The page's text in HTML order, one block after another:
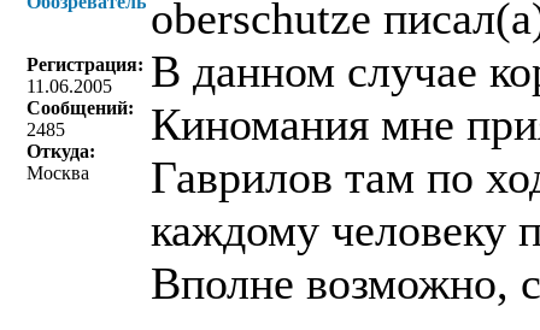
Регистрация:
11.06.2005
Сообщений:
2485
Откуда:
Москва
oberschutze
В данном случае
Киномания мне
Гаврилов там по
каждому человеку
Вполне возможно,